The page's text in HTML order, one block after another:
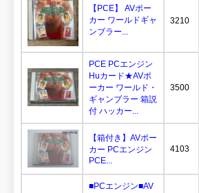
【PCE】 AVポー
カー ワールドギャ
ンブラー...
3210
PCE PCエンジン
Huカード★AVポ
ーカー ワールド・
ギャンブラー 箱説
付 ハッカー...
3500
【箱付き】AVポー
カー PCエンジン
PCE...
4103
■PCエンジン■AV